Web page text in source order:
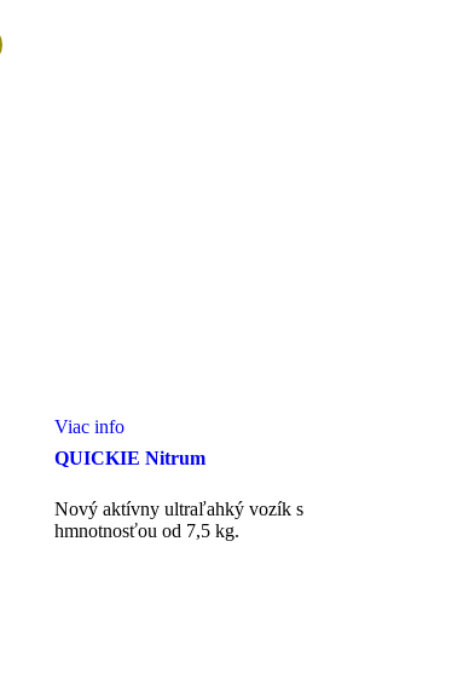
Viac info
QUICKIE Nitrum
Nový aktívny ultraľahký vozík s
hmnotnosťou od 7,5 kg.